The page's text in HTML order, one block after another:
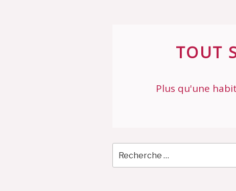
TOUT
Plus qu'une